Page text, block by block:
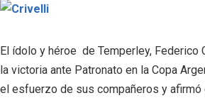
El ídolo y héroe de Temperley, Federico
la victoria ante Patronato en la Copa
el esfuerzo de sus compañeros y afirmó